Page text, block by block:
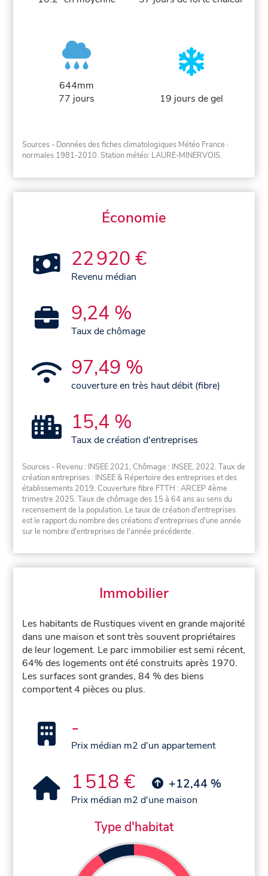
644mm
77 jours
19 jours de gel
Sources - Données des fiches climatologiques Météo France ·
normales 1981-2010. Station météo: LAURE-MINERVOIS.
Économie
22 920 €
Revenu médian
9,24 %
Taux de chômage
97,49 %
couverture en très haut débit (fibre)
15,4 %
Taux de création d'entreprises
Sources - Revenu : INSEE 2021, Chômage : INSEE, 2022. Taux de
création entreprises : INSEE & Répertoire des entreprises et des
établissements 2019. Couverture fibre FTTH : ARCEP 4ème
trimestre 2025. Taux de chômage des 15 à 64 ans au sens du
recensement de la population. Le taux de création d'entreprises
est le rapport du nombre des créations d'entreprises d'une année
sur le nombre d'entreprises de l'année précédente.
Immobilier
Les habitants de Rustiques vivent en grande majorité
dans une maison et sont très souvent propriétaires
de leur logement. Le parc immobilier est semi récent,
64% des logements ont été construits après 1970.
Les surfaces sont grandes, 84 % des biens
comportent 4 pièces ou plus.
-
Prix médian m2 d'un appartement
1 518 € +12,44 %
Prix médian m2 d'une maison
Type d'habitat